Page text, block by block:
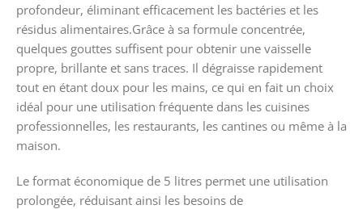
profondeur, éliminant efficacement les bactéries et les
résidus alimentaires.Grâce à sa formule concentrée,
quelques gouttes suffisent pour obtenir une vaisselle
propre, brillante et sans traces. Il dégraisse rapidement
tout en étant doux pour les mains, ce qui en fait un choix
idéal pour une utilisation fréquente dans les cuisines
professionnelles, les restaurants, les cantines ou même à la
maison.
Le format économique de 5 litres permet une utilisation
prolongée, réduisant ainsi les besoins de